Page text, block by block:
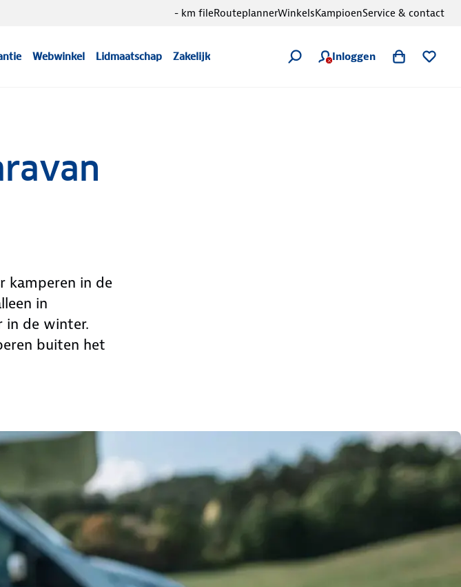
Webwinkel Lidmaatschap Zakelijk Inloggen
- km fileRouteplannerWinkelsKampioenService & contact
kamperen in de
in
in de winter.
buiten het